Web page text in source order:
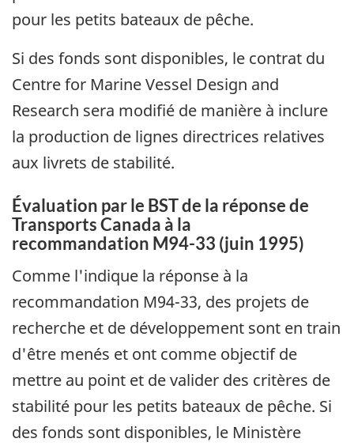
pour les petits bateaux de pêche.
Si des fonds sont disponibles, le contrat du
Centre for Marine Vessel Design and
Research sera modifié de manière à inclure
la production de lignes directrices relatives
aux livrets de stabilité.
Évaluation par le BST de la réponse de
Transports Canada à la
recommandation M94-33 (juin 1995)
Comme l'indique la réponse à la
recommandation M94-33, des projets de
recherche et de développement sont en train
d'être menés et ont comme objectif de
mettre au point et de valider des critères de
stabilité pour les petits bateaux de pêche. Si
des fonds sont disponibles, le Ministère